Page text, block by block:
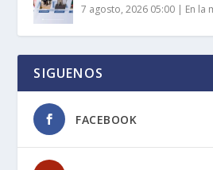
7 agosto, 2026 05:00 | En la
SIGUENOS
FACEBOOK